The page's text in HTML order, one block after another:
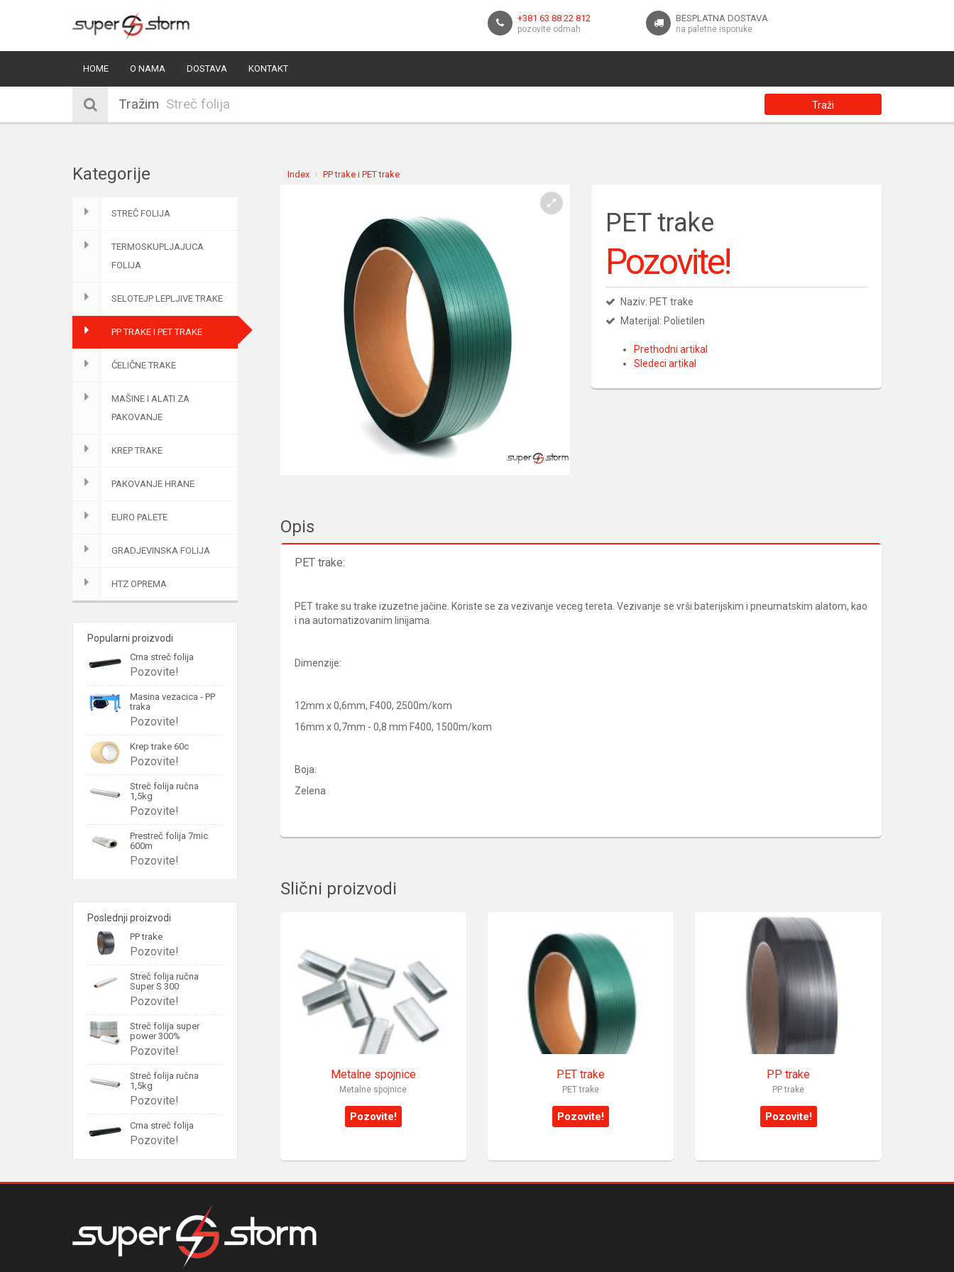
+381 63 88 22 812
pozovite odmah
BESPLATNA DOSTAVA
na paletne isporuke
HOME O NAMA DOSTAVA KONTAKT
Tražim Traži
Kategorije
STREČ FOLIJA
TERMOSKUPLJAJUCA
FOLIJA
SELOTEJP LEPLJIVE TRAKE
PP TRAKE I PET TRAKE
ČELIČNE TRAKE
MAŠINE I ALATI ZA
PAKOVANJE
KREP TRAKE
PAKOVANJE HRANE
EURO PALETE
GRADJEVINSKA FOLIJA
HTZ OPREMA
Popularni proizvodi
Crna streč folija
Pozovite!
Masina vezacica - PP
traka
Pozovite!
Krep trake 60c
Pozovite!
Streč folija ručna
1,5kg
Pozovite!
Prestreč folija 7mic
600m
Pozovite!
Poslednji proizvodi
PP trake
Pozovite!
Streč folija ručna
Super S 300
Pozovite!
Streč folija super
power 300%
Pozovite!
Streč folija ručna
1,5kg
Pozovite!
Crna streč folija
Pozovite!
Index PP trake i PET trake
PET trake
Pozovite!
Naziv: PET trake
Materijal: Polietilen
Prethodni artikal
Sledeci artikal
Opis
PET trake:
PET trake su trake izuzetne jačine. Koriste se za vezivanje veceg tereta. Vezivanje se vrši baterijskim i pneumatskim alatom, kao
i na automatizovanim linijama.
Dimenzije:
12mm x 0,6mm, F400, 2500m/kom
16mm x 0,7mm - 0,8 mm F400, 1500m/kom
Boja:
Zelena
Slični proizvodi
Metalne spojnice
Metalne spojnice
Pozovite!
PET trake
PET trake
Pozovite!
PP trake
PP trake
Pozovite!